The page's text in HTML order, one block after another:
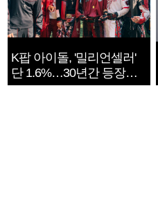
K팝 아이돌, '밀리언셀러'
단 1.6%…30년간 등장
1182개팀 전수조사